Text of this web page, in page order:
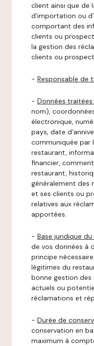
client ainsi que de
d’importation ou
comportant des
clients ou
la gestion des
clients ou
- Responsable de
- Données traitées:
nom),
électronique,
pays, date
communiquée par
restaurant,
financier,
restaurant,
généralement des
et ses clients ou
relatives aux
apportées.
- Base juridique
de vos données à
principe
légitimes du
bonne gestion des
actuels ou
réclamations et
- Durée de
conservation en
maximum à